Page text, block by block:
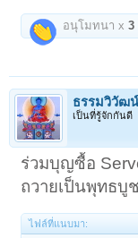
อนุโมทนา x3
ธรรมวิวัฒน์
เป็นที่รู้จักกันดี
ร่วมบุญซื้อ
ถวายเป็นพุทธบู
ไฟล์ที่แนบมา: